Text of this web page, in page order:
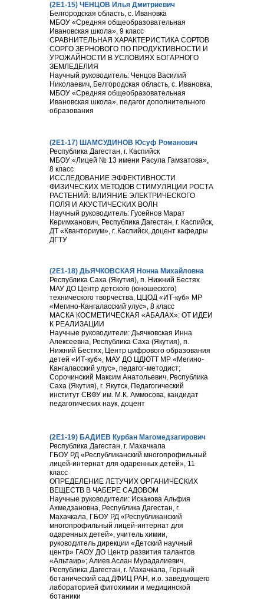
(2Е1-15) ЧЕНЦОВ Илья Дмитриевич
Белгородская область, с. Ивановка
МБОУ «Средняя общеобразовательная
Ивановская школа», 9 класс
СРАВНИТЕЛЬНАЯ ХАРАКТЕРИСТИКА СОРТОВ
СОРГО ЗЕРНОВОГО ПО ПРОДУКТИВНОСТИ И
УРОЖАЙНОСТИ В УСЛОВИЯХ БОГАРНОГО
ЗЕМЛЕДЕЛИЯ
Научный руководитель: Ченцов Василий
Николаевич, Белгородская область, с. Ивановка,
МБОУ «Средняя общеобразовательная
Ивановская школа», педагог дополнительного
образования
(2Е1-17) ШАМСУДИНОВ Юсуф Романович
Республика Дагестан, г. Каспийск
МБОУ «Лицей № 13 имени Расула Гамзатова»,
8 класс
ИССЛЕДОВАНИЕ ЭФФЕКТИВНОСТИ
ФИЗИЧЕСКИХ МЕТОДОВ СТИМУЛЯЦИИ РОСТА
РАСТЕНИЙ: ВЛИЯНИЕ ЭЛЕКТРИЧЕСКОГО
ПОЛЯ И АКУСТИЧЕСКИХ ВОЛН
Научный руководитель: Гусейнов Марат
Керимханович, Республика Дагестан, г. Каспийск,
ДТ «Кванториум», г. Каспийск, доцент кафедры
ДГТУ
(2Е1-18) ДЬЯЧКОВСКАЯ Нонна Михайловна
Республика Саха (Якутия), п. Нижний Бестях
МАУ ДО Центр детского (юношеского)
технического творчества, ЦЦОД «ИТ-куб» МР
«Мегино-Кангаласский улус», 8 класс
МАСКА КОСМЕТИЧЕСКАЯ «АБАЛАХ»: ОТ ИДЕИ
К РЕАЛИЗАЦИИ
Научные руководители: Дьячковская Инна
Алексеевна, Республика Саха (Якутия), п.
Нижний Бестях, Центр цифрового образования
детей «ИТ-куб», МАУ ДО ЦДЮТТ МР «Мегино-
Кангаласский улус», педагог-методист;
Сорочинский Максим Анатольевич, Республика
Саха (Якутия), г. Якутск, Педагогический
институт СВФУ им. М.К. Аммосова, кандидат
педагогических наук, доцент
(2Е1-19) БАДИЕВ Курбан Магомедзагирович
Республика Дагестан, г. Махачкала
ГБОУ РД «Республиканский многопрофильный
лицей-интернат для одаренных детей», 11
класс
ОПРЕДЕЛЕНИЕ ЛЕТУЧИХ ОРГАНИЧЕСКИХ
ВЕЩЕСТВ В ЧАБЕРЕ САДОВОМ
Научные руководители: Искакова Альфия
Ахмедзановна, Республика Дагестан, г.
Махачкала, ГБОУ РД «Республиканский
многопрофильный лицей-интернат для
одаренных детей», учитель химии,
руководитель дирекции «Детский научный
центр» ГАОУ ДО Центр развития талантов
«Альтаир»; Алиев Аслан Мурадалиевич,
Республика Дагестан, г. Махачкала, Горный
ботанический сад ДФИЦ РАН, и.о. заведующего
лабораторией фитохимии и медицинской
ботаники